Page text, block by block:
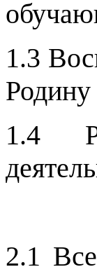
1.3
1.4
2.1